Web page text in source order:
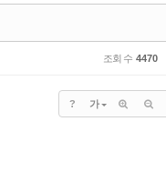
조회 수 4470
? 가